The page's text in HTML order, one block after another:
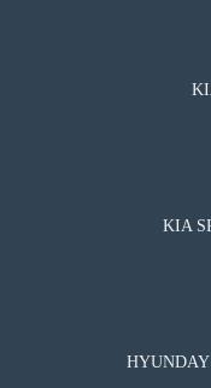
KIA
Besoin
Questions fréquentes
Comment mettre en